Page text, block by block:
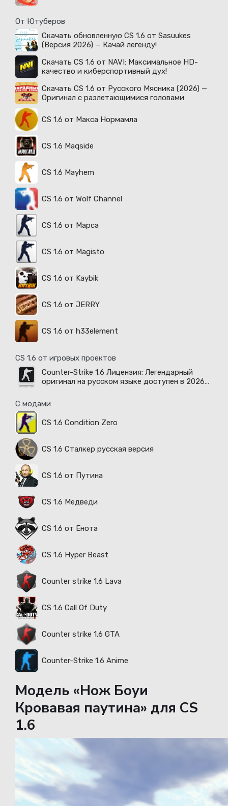
От Ютуберов
Скачать обновленную CS 1.6 от Sasuukes
(Версия 2026) — Качай легенду!
Скачать CS 1.6 от NAVI: Максимальное HD-
качество и киберспортивный дух!
Скачать CS 1.6 от Русского Мясника (2026) —
Оригинал с разлетающимися головами
CS 1.6 от Макса Нормамла
CS 1.6 Maqside
CS 1.6 Mayhem
CS 1.6 от Wolf Channel
CS 1.6 от Марса
CS 1.6 от Magisto
CS 1.6 от Kaybik
CS 1.6 от JERRY
CS 1.6 от h33element
CS 1.6 от игровых проектов
Counter-Strike 1.6 Лицензия: Легендарный
оригинал на русском языке доступен в 2026
С модами
CS 1.6 Condition Zero
CS 1.6 Сталкер русская версия
CS 1.6 от Путина
CS 1.6 Медведи
CS 1.6 от Енота
CS 1.6 Hyper Beast
Counter strike 1.6 Lava
CS 1.6 Call Of Duty
Counter strike 1.6 GTA
Counter-Strike 1.6 Anime
Модель «Нож Боуи
Кровавая паутина» для CS
1.6